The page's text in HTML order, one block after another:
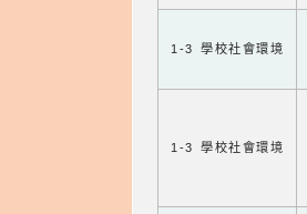
1-3 學校社會環境
1-3 學校社會環境